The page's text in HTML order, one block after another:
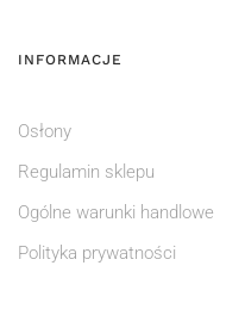
INFORMACJE
Osłony
Regulamin sklepu
Ogólne warunki handlowe
Polityka prywatności